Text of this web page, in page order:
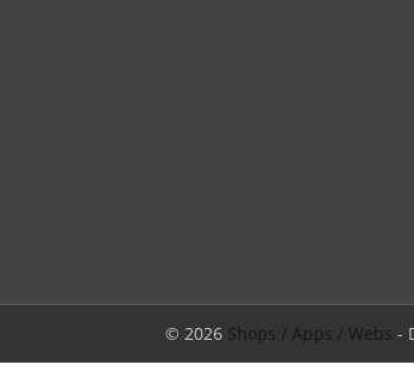
© 2026 Shops / Apps / Webs -